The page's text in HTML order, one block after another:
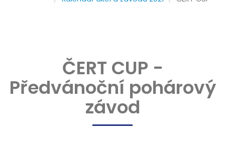
ČERT CUP -
Předvánoční pohárový
závod